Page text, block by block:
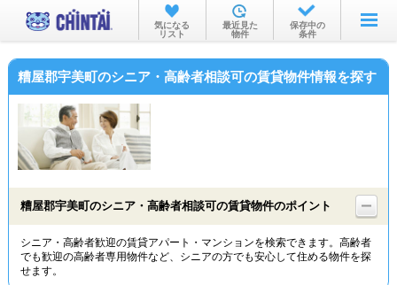
お部屋を探す
沿線・駅から
物件特集から
TOP
気になる
リスト
最近見た
物件
保存中の
条件
糟屋郡宇美町のシニア・高齢者相談可の賃貸物件情報を探す
糟屋郡宇美町のシニア・高齢者相談可の賃貸物件のポイント
シニア・高齢者歓迎の賃貸アパート・マンションを検索できます。高齢者
でも歓迎の高齢者専用物件など、シニアの方でも安心して住める物件を探
せます。